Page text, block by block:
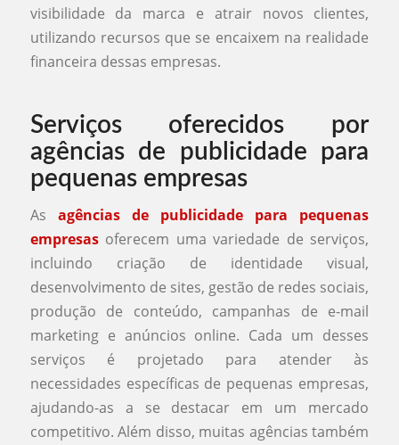
visibilidade da marca e atrair novos clientes,
utilizando recursos que se encaixem na realidade
financeira dessas empresas.
Serviços oferecidos por
agências de publicidade para
pequenas empresas
As agências de publicidade para pequenas
empresasoferecem uma variedade de serviços,
incluindo criação de identidade visual,
desenvolvimento de sites, gestão de redes sociais,
produção de conteúdo, campanhas de e-mail
marketing e anúncios online. Cada um desses
serviços é projetado para atender às
necessidades específicas de pequenas empresas,
ajudando-as a se destacar em um mercado
competitivo. Além disso, muitas agências também